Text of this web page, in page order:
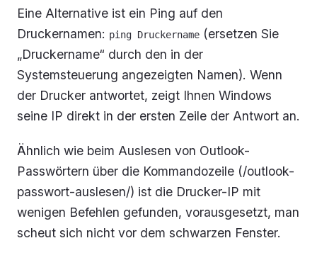
Eine Alternative ist ein Ping auf den
Druckernamen: ping Druckername (ersetzen Sie
„Druckername“ durch den in der
Systemsteuerung angezeigten Namen). Wenn
der Drucker antwortet, zeigt Ihnen Windows
seine IP direkt in der ersten Zeile der Antwort an.
Ähnlich wie beim Auslesen von Outlook-
Passwörtern über die Kommandozeile (/outlook-
passwort-auslesen/) ist die Drucker-IP mit
wenigen Befehlen gefunden, vorausgesetzt, man
scheut sich nicht vor dem schwarzen Fenster.